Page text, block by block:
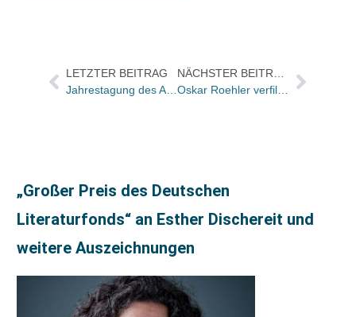
LETZTER BEITRAG
Jahrestagung des AkV hat in Berlin begonnen
„Großer Preis des Deutschen
Literaturfonds“ an Esther Dischereit und
weitere Auszeichnungen